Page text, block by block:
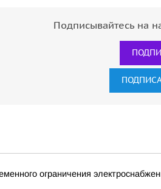
Подписывайтесь на
ограничения